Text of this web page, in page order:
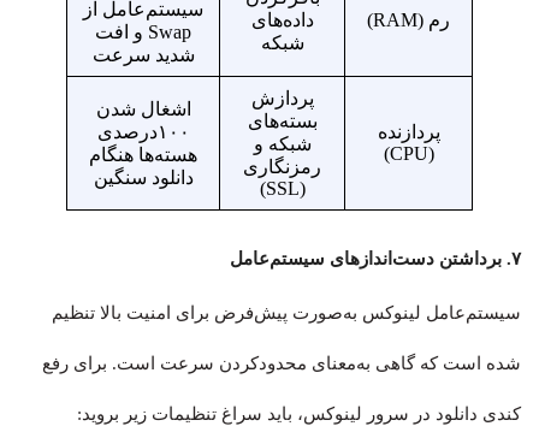
رم (RAM)
داده‌های
شبکه
سیستم‌عامل از
Swap و افت
شدید سرعت
پردازنده
(CPU)
پردازش
بسته‌های
شبکه و
رمزنگاری
(SSL)
اشغال شدن
۱۰۰درصدی
هسته‌ها هنگام
دانلود سنگین
۷. برداشتن دست‌اندازهای سیستم‌عامل
سیستم‌عامل لینوکس به‌صورت پیش‌فرض برای امنیت بالا تنظیم
شده است که گاهی به‌معنای محدودکردن سرعت است. برای رفع
کندی دانلود در سرور لینوکس، باید سراغ تنظیمات زیر بروید: